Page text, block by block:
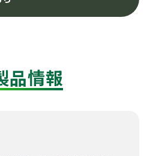
品情報